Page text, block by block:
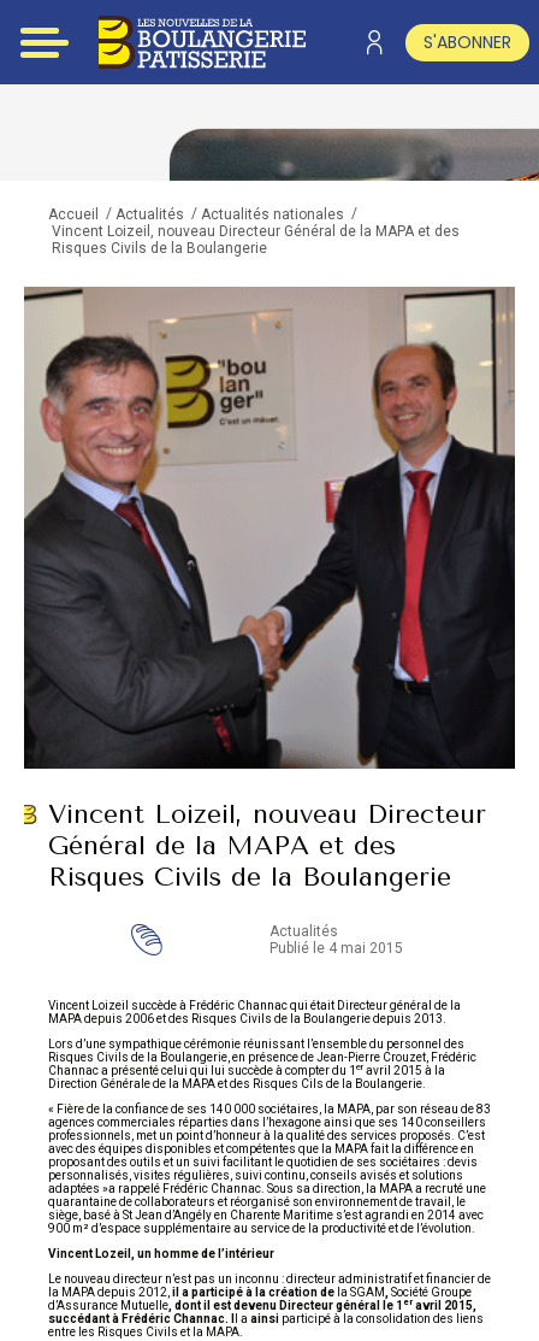
S'ABONNER
Accueil / Actualités / Actualités nationales /
Vincent Loizeil, nouveau Directeur Général de la MAPA et des
Risques Civils de la Boulangerie
Vincent Loizeil, nouveau Directeur
Général de la MAPA et des
Risques Civils de la Boulangerie
Actualités
Publié le 4 mai 2015
Vincent Loizeil succède à Frédéric Channac qui était Directeur général de la
MAPA depuis 2006 et des Risques Civils de la Boulangerie depuis 2013.
Lors d’une sympathique cérémonie réunissant l’ensemble du personnel des
Risques Civils de la Boulangerie, en présence de Jean-Pierre Crouzet, Frédéric
Channac a présenté celui qui lui succède à compter du 1 er avril 2015 à la
Direction Générale de la MAPA et des Risques Cils de la Boulangerie.
« Fière de la confiance de ses 140 000 sociétaires, la MAPA, par son réseau de 83
agences commerciales réparties dans l’hexagone ainsi que ses 140 conseillers
professionnels, met un point d’honneur à la qualité des services proposés. C’est
avec des équipes disponibles et compétentes que la MAPA fait la différence en
proposant des outils et un suivi facilitant le quotidien de ses sociétaires : devis
personnalisés, visites régulières, suivi continu, conseils avisés et solutions
adaptées »a rappelé Frédéric Channac. Sous sa direction, la MAPA a recruté une
quarantaine de collaborateurs et réorganisé son environnement de travail, le
siège, basé à St Jean d’Angély en Charente Maritime s’est agrandi en 2014 avec
900 m² d’espace supplémentaire au service de la productivité et de l’évolution.
Vincent Lozeil, un homme de l’intérieur
Le nouveau directeur n’est pas un inconnu : directeur administratif et financier de
la MAPA depuis 2012,il a participé à la création de la SGAM,Société Groupe
d’Assurance Mutuelle, dont il est devenu Directeur général le 1 eravril 2015,
succédant à Frédéric Channac.
l a ainsi participé à la consolidation des liens
entre les Risques Civils et la MAPA.